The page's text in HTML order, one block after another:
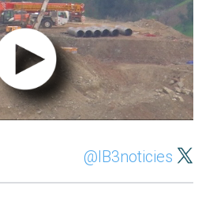
@IB3noticies